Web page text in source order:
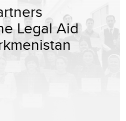
Legal Aid